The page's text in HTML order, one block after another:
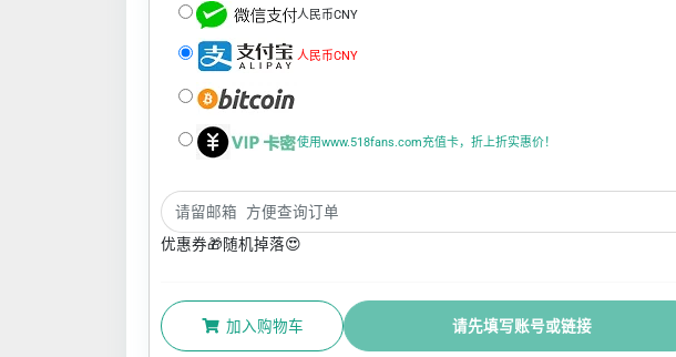
人民币CNY
人民币CNY
使用www.518fans.com充值卡，折上折实惠价！
优惠券🎁随机掉落😍
加入购物车 请先填写账号或链接